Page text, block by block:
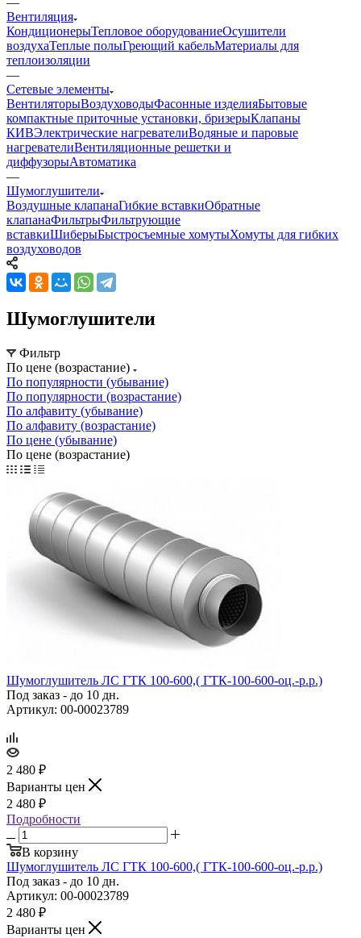
Вентиляция
КондиционерыТепловое оборудованиеОсушители
воздухаТеплые полыГреющий кабельМатериалы для
теплоизоляции
—
Сетевые элементы
ВентиляторыВоздуховодыФасонные изделияБытовые
компактные приточные установки, бризерыКлапаны
КИВЭлектрические нагревателиВодяные и паровые
нагревателиВентиляционные решетки и
диффузорыАвтоматика
—
Шумоглушители
Воздушные клапанаГибкие вставкиОбратные
клапанаФильтрыФильтрующие
вставкиШиберыБыстросъемные хомутыХомуты для гибких
воздуховодов
Шумоглушители
Фильтр
По цене (возрастание)
По популярности (убывание)
По популярности (возрастание)
По алфавиту (убывание)
По алфавиту (возрастание)
По цене (убывание)
По цене (возрастание)
Шумоглушитель ЛС ГТК 100‑600,( ГТК‑100‑600‑оц.‑р.р.)
Под заказ - до 10 дн.
Артикул: 00-00023789
2 480 ₽
Варианты цен
2 480 ₽
Подробности
В корзину
Шумоглушитель ЛС ГТК 100‑600,( ГТК‑100‑600‑оц.‑р.р.)
Под заказ - до 10 дн.
Артикул: 00-00023789
2 480 ₽
Варианты цен